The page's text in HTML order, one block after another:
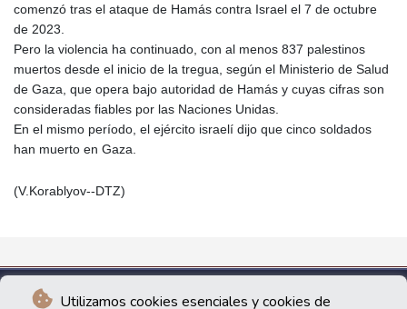
Utilizamos cookies esenciales y cookies de
comenzó tras el ataque de Hamás contra Israel el 7 de octubre
de 2023.
Pero la violencia ha continuado, con al menos 837 palestinos
muertos desde el inicio de la tregua, según el Ministerio de Salud
de Gaza, que opera bajo autoridad de Hamás y cuyas cifras son
consideradas fiables por las Naciones Unidas.
En el mismo período, el ejército israelí dijo que cinco soldados
han muerto en Gaza.
(V.Korablyov--DTZ)